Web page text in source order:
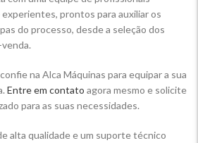
prontos para auxiliar os
do processo, desde a seleção dos
na Alca Máquinas para equipar a sua
Entre em contato agora mesmo e solicite
para as suas necessidades.
alta qualidade e um suporte técnico